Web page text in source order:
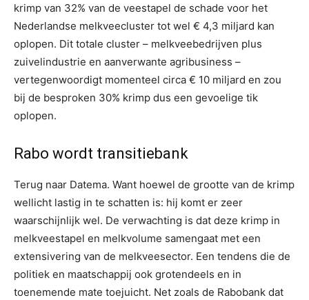
krimp van 32% van de veestapel de schade voor het
Nederlandse melkveecluster tot wel € 4,3 miljard kan
oplopen. Dit totale cluster – melkveebedrijven plus
zuivelindustrie en aanverwante agribusiness –
vertegenwoordigt momenteel circa € 10 miljard en zou
bij de besproken 30% krimp dus een gevoelige tik
oplopen.
Rabo wordt transitiebank
Terug naar Datema. Want hoewel de grootte van de krimp
wellicht lastig in te schatten is: hij komt er zeer
waarschijnlijk wel. De verwachting is dat deze krimp in
melkveestapel en melkvolume samengaat met een
extensivering van de melkveesector. Een tendens die de
politiek en maatschappij ook grotendeels en in
toenemende mate toejuicht. Net zoals de Rabobank dat